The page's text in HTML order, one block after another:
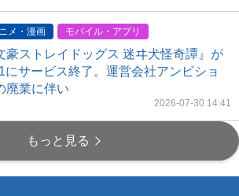
メ・漫画 モバイル・アプリ
豪ストレイドッグス 迷ヰ犬怪奇譚』が
にサービス終了。運営会社アンビショ
廃業に伴い
2026-07-30 14:41
もっと見る